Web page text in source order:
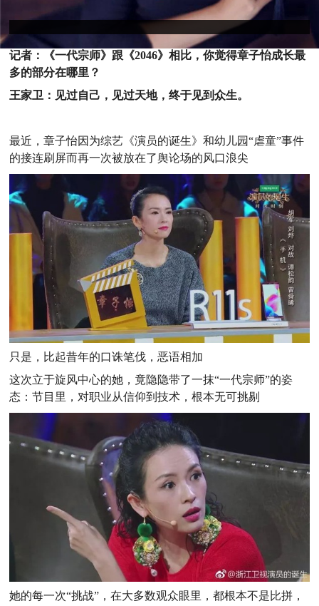
记者：《一代宗师》跟《2046》相比，你觉得章子怡成长最
多的部分在哪里？
王家卫：见过自己，见过天地，终于见到众生。
最近，章子怡因为综艺《演员的诞生》和幼儿园“虐童”事件
的接连刷屏而再一次被放在了舆论场的风口浪尖
只是，比起昔年的口诛笔伐，恶语相加
这次立于旋风中心的她，竟隐隐带了一抹“一代宗师”的姿
态：节目里，对职业从信仰到技术，根本无可挑剔
她的每一次“挑战”，在大多数观众眼里，都根本不是比拼，